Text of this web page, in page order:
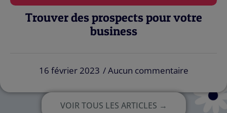
Trouver des prospects pour votre
business
16 février 2023 Aucun commentaire
VOIR TOUS LES ARTICLES →